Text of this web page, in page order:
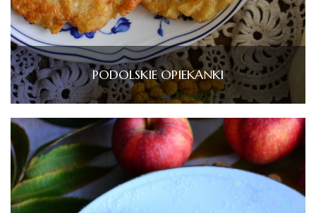
PODOLSKIE OPIEKANKI